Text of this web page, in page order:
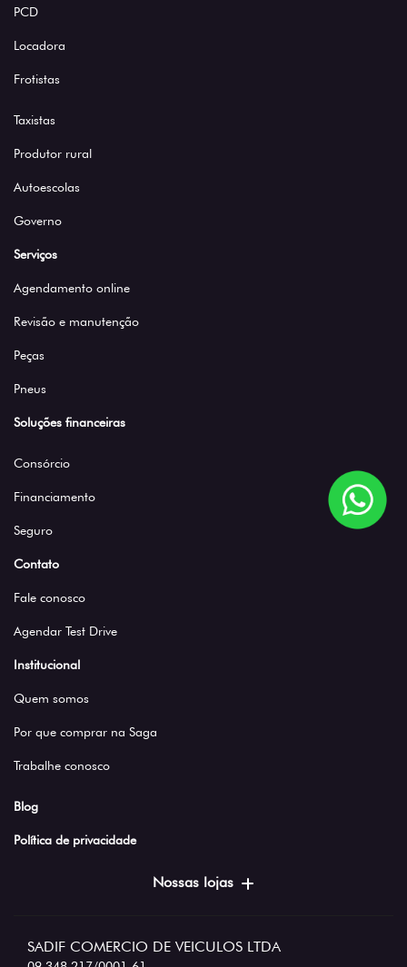
PCD
Locadora
Frotistas
Taxistas
Produtor rural
Autoescolas
Governo
Serviços
Agendamento online
Revisão e manutenção
Peças
Pneus
Soluções financeiras
Consórcio
Financiamento
Seguro
Contato
Fale conosco
Agendar Test Drive
Institucional
Quem somos
Por que comprar na Saga
Trabalhe conosco
Blog
Política de privacidade
Nossas lojas
SADIF COMERCIO DE VEICULOS LTDA